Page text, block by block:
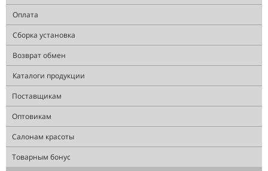
Оплата
Сборка установка
Возврат обмен
Каталоги продукции
Поставщикам
Оптовикам
Салонам красоты
Товарным бонус